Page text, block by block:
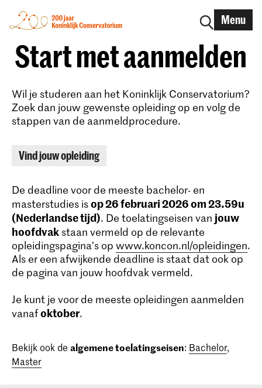
Menu
Start met aanmelden
Wil je studeren aan het Koninklijk Conservatorium?
Zoek dan jouw gewenste opleiding op en volg de
stappen van de aanmeldprocedure.
Vind jouw opleiding
De deadline voor de meeste bachelor- en
masterstudies isop 26 februari 2026 om 23.59u
(Nederlandse tijd). De toelatingseisen van jouw
hoofdvak staan vermeld op de relevante
opleidingspagina’s op www.koncon.nl/opleidingen.
Als er een afwijkende deadline is staat dat ook op
de pagina van jouw hoofdvak vermeld.
Je kunt je voor de meeste opleidingen aanmelden
vanafoktober.
Bekijk ook de algemene toelatingseisen: Bachelor,
Master